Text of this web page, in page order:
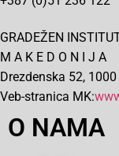
GRADEŽEN
M A K E D O N I J A
Drezdenska 52,
Veb-stranica MK:
O NAMA